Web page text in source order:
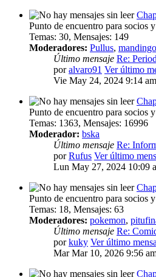
Punto de encuentro para socios
Temas: 30, Mensajes: 149
Moderadores: Pullus, mandingo
Último mensaje Re:
poralvaro91 Ver último
Vie May 24, 2024 9:14 am
Punto de encuentro para socios
Temas: 1363, Mensajes: 16996
Moderador: bska
Último mensaje Re:
porRufus Ver último
Lun May 27, 2024 10:09
Punto de encuentro para socios
Temas: 18, Mensajes: 63
Moderadores: pokemon,
Último mensaje Re:
porkuky Ver último
Mar Mar 10, 2026 9:56